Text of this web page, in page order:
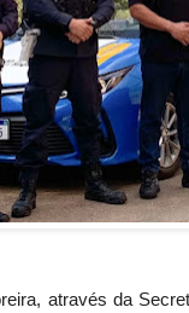
através da